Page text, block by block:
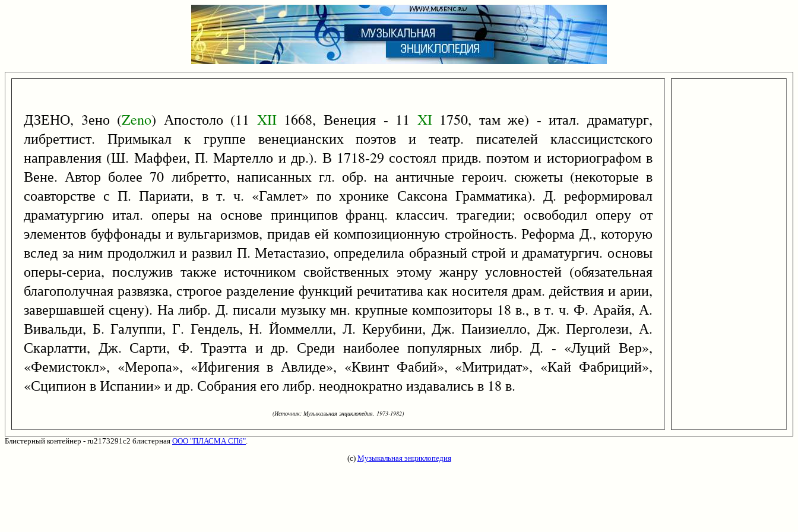
ДЗЕНО, 3ено (Zeno) Апостоло (11 XII1668, Венеция - 11 XI1750, там же) - итал. драматург,
либреттист. Примыкал к группе венецианских поэтов и театр. писателей классицистского
направления (Ш. Маффеи, П. Мартелло и др.). В 1718-29 состоял придв. поэтом и историографом в
Вене. Автор более 70 либретто, написанных гл. обр. на античные героич. сюжеты (некоторые в
соавторстве с П. Париати, в т. ч. «Гамлет» по хронике Саксона Грамматика). Д. реформировал
драматургию итал. оперы на основе принципов франц. классич. трагедии; освободил оперу от
элементов буффонады и вульгаризмов, придав ей композиционную стройность. Реформа Д., которую
вслед за ним продолжил и развил П. Метастазио, определила образный строй и драматургич. основы
оперы-сериа, послужив также источником свойственных этому жанру условностей (обязательная
благополучная развязка, строгое разделение функций речитатива как носителя драм. действия и арии,
завершавшей сцену). На либр. Д. писали музыку мн. крупные композиторы 18 в., в т. ч. Ф. Арайя, А.
Вивальди, Б. Галуппи, Г. Гендель, Н. Йоммелли, Л. Керубини, Дж. Паизиелло, Дж. Перголези, А.
Скарлатти, Дж. Сарти, Ф. Траэтта и др. Среди наиболее популярных либр. Д. - «Луций Вер»,
«Фемистокл», «Меропа», «Ифигения в Авлиде», «Квинт Фабий», «Митридат», «Кай Фабриций»,
«Сципион в Испании» и др. Собрания его либр. неоднократно издавались в 18 в.
(Источник: Музыкальная энциклопедия, 1973-1982)
Блистерный контейнер - ru2173291c2 блистерная ООО "ПЛАСМА СПб".
(с) Музыкальная энциклопедия